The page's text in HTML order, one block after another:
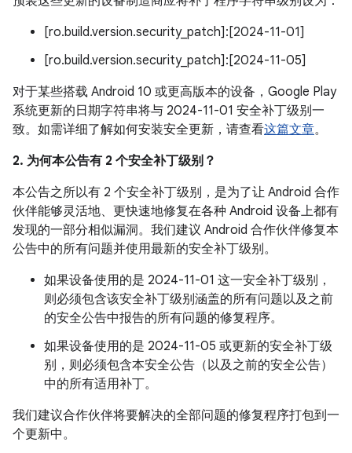
[ro.build.version.security_patch]:[2024-11-01]
[ro.build.version.security_patch]:[2024-11-05]
对于某些搭载 Android 10 或更高版本的设备，Google Play
系统更新的日期字符串将与 2024-11-01 安全补丁级别一
致。如需详细了解如何安装安全更新，请查看这篇文章。
2. 为何本公告有 2 个安全补丁级别？
本公告之所以有 2 个安全补丁级别，是为了让 Android 合作
伙伴能够灵活地、更快速地修复在各种 Android 设备上都有
发现的一部分相似漏洞。我们建议 Android 合作伙伴修复本
公告中的所有问题并使用最新的安全补丁级别。
如果设备使用的是 2024-11-01 这一安全补丁级别，
则必须包含该安全补丁级别涵盖的所有问题以及之前
的安全公告中报告的所有问题的修复程序。
如果设备使用的是 2024-11-05 或更新的安全补丁级
别，则必须包含本安全公告（以及之前的安全公告）
中的所有适用补丁。
我们建议合作伙伴将要解决的全部问题的修复程序打包到一
个更新中。